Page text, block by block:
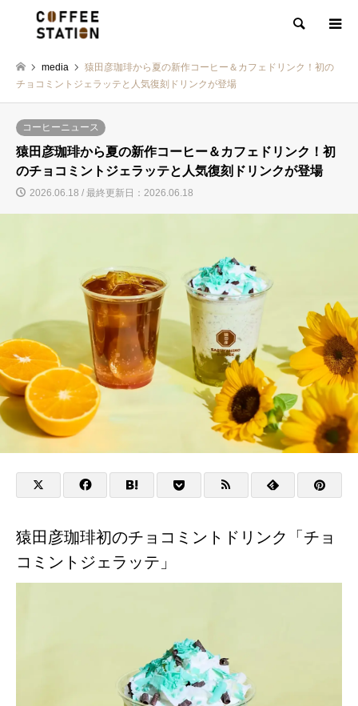
検索
media
猿田彦珈琲から夏の新作コーヒー＆カフェドリンク！初の
チョコミントジェラッテと人気復刻ドリンクが登場
コーヒーニュース
猿田彦珈琲から夏の新作コーヒー＆カフェドリンク！初
のチョコミントジェラッテと人気復刻ドリンクが登場
2026.06.18 / 最終更新日：2026.06.18
猿田彦珈琲初のチョコミントドリンク「チョ
コミントジェラッテ」